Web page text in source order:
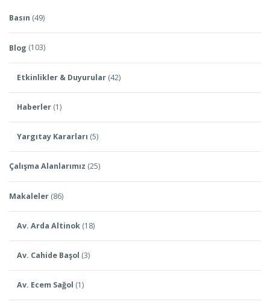
Basın (49)
Blog (103)
Etkinlikler & Duyurular (42)
Haberler (1)
Yargıtay Kararları (5)
Çalışma Alanlarımız (25)
Makaleler (86)
Av. Arda Altinok (18)
Av. Cahide Başol (3)
Av. Ecem Sağol (1)